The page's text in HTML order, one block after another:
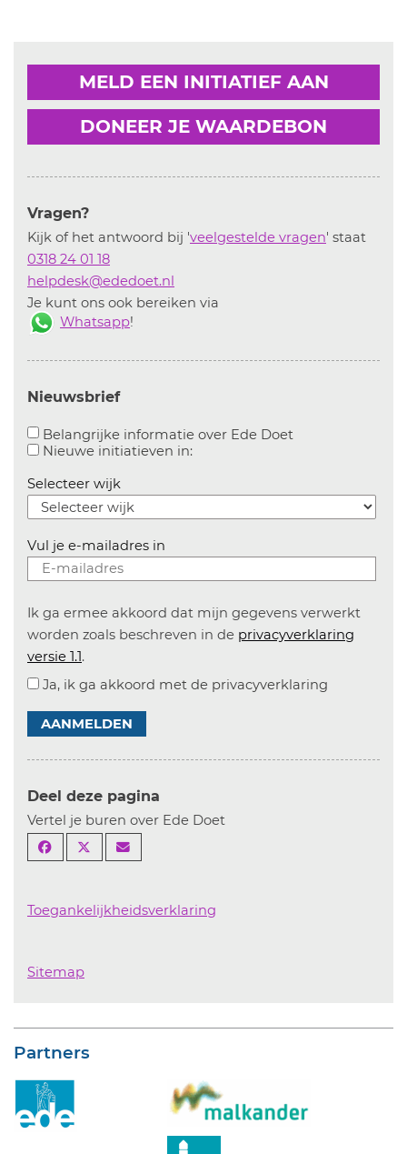
MELD EEN INITIATIEF AAN
DONEER JE WAARDEBON
Vragen?
Kijk of het antwoord bij 'veelgestelde vragen' staat
0318 24 01 18
helpdesk@ededoet.nl
Je kunt ons ook bereiken via
Whatsapp!
Nieuwsbrief
Belangrijke informatie over Ede Doet
Nieuwe initiatieven in:Aanvinken om informatie over
Selecteer wijk
Vul je e-mailadres in
Ik ga ermee akkoord dat mijn gegevens verwerkt
worden zoals beschreven in de privacyverklaring
versie 1.1.
Ja, ik ga akkoord met de privacyverklaring
AANMELDEN
Deel deze pagina
Vertel je buren over Ede Doet
Toegankelijkheidsverklaring
Sitemap
Partners